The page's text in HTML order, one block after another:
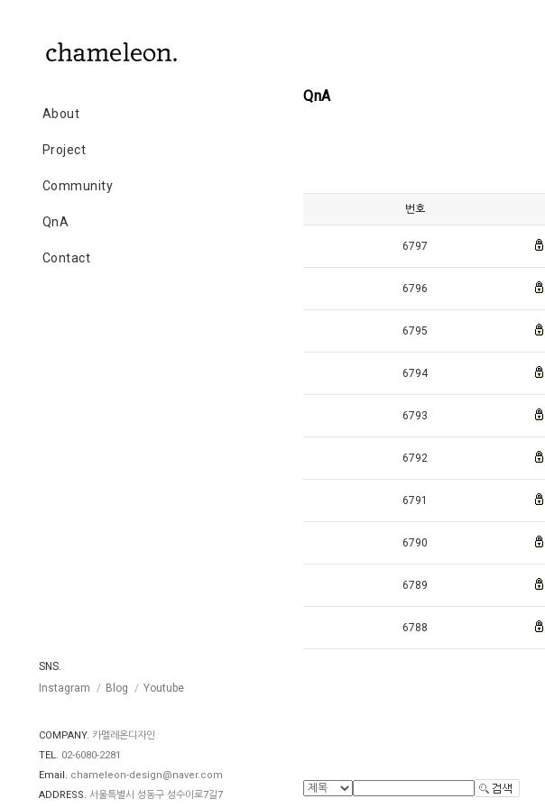
About
Project
Community
QnA
Contact
SNS.
Instagram
Blog Youtube
COMPANY. 카멜레온디자인
TEL.
02-6080-2281
Email.
chameleon-design@naver.com
ADDRESS. 서울특별시 성동구 성수이로7길7
QnA
번호
6797
6796
6795
6794
6793
6792
6791
6790
6789
6788